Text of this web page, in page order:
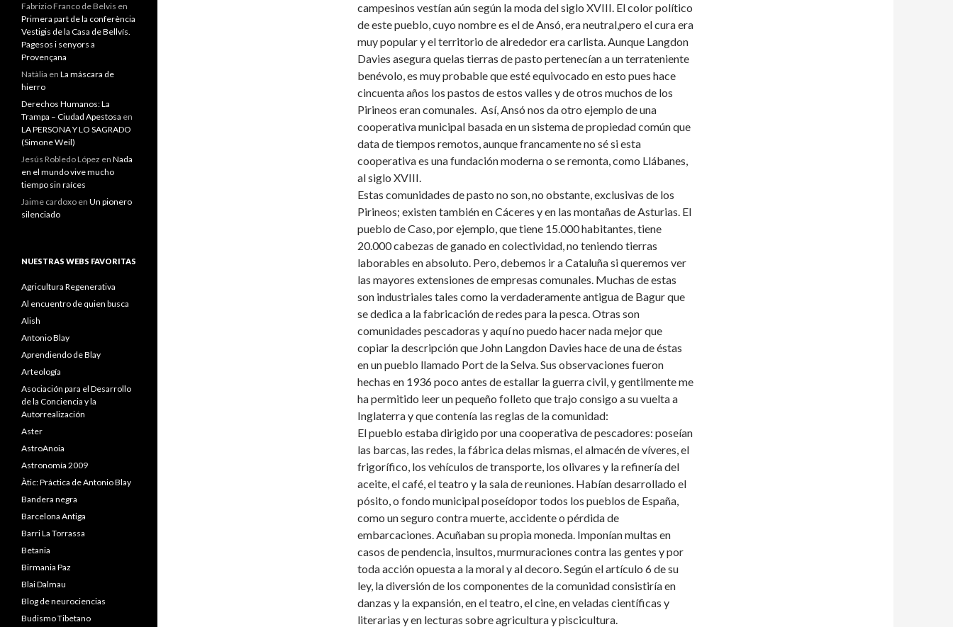
campesinos vestían aún según la moda del siglo XVIII. El color político
de este pueblo, cuyo nombre es el de Ansó, era neutral,pero el cura era
muy popular y el territorio de alrededor era carlista. Aunque Langdon
Davies asegura quelas tierras de pasto pertenecían a un terrateniente
benévolo, es muy probable que esté equivocado en esto pues hace
cincuenta años los pastos de estos valles y de otros muchos de los
Pirineos eran comunales. Así, Ansó nos da otro ejemplo de una
cooperativa municipal basada en un sistema de propiedad común que
data de tiempos remotos, aunque francamente no sé si esta
cooperativa es una fundación moderna o se remonta, como Llábanes,
al siglo XVIII.
Estas comunidades de pasto no son, no obstante, exclusivas de los
Pirineos; existen también en Cáceres y en las montañas de Asturias. El
pueblo de Caso, por ejemplo, que tiene 15.000 habitantes, tiene
20.000 cabezas de ganado en colectividad, no teniendo tierras
laborables en absoluto. Pero, debemos ir a Cataluña si queremos ver
las mayores extensiones de empresas comunales. Muchas de estas
son industriales tales como la verdaderamente antigua de Bagur que
se dedica a la fabricación de redes para la pesca. Otras son
comunidades pescadoras y aquí no puedo hacer nada mejor que
copiar la descripción que John Langdon Davies hace de una de éstas
en un pueblo llamado Port de la Selva. Sus observaciones fueron
hechas en 1936 poco antes de estallar la guerra civil, y gentilmente me
ha permitido leer un pequeño folleto que trajo consigo a su vuelta a
Inglaterra y que contenía las reglas de la comunidad:
El pueblo estaba dirigido por una cooperativa de pescadores: poseían
las barcas, las redes, la fábrica delas mismas, el almacén de víveres, el
frigorífico, los vehículos de transporte, los olivares y la refinería del
aceite, el café, el teatro y la sala de reuniones. Habían desarrollado el
pósito, o fondo municipal poseídopor todos los pueblos de España,
como un seguro contra muerte, accidente o pérdida de
embarcaciones. Acuñaban su propia moneda. Imponían multas en
casos de pendencia, insultos, murmuraciones contra las gentes y por
toda acción opuesta a la moral y al decoro. Según el artículo 6 de su
ley, la diversión de los componentes de la comunidad consistiría en
danzas y la expansión, en el teatro, el cine, en veladas científicas y
literarias y en lecturas sobre agricultura y piscicultura.
Fabrizio Franco de Belvis en
Primera part de la conferència
Vestigis de la Casa de Bellvís.
Pagesos i senyors a
Provençana
Natàlia en La máscara de
hierro
Derechos Humanos: La
Trampa – Ciudad Apestosa en
LA PERSONA Y LO SAGRADO
(Simone Weil)
Jesús Robledo López en Nada
en el mundo vive mucho
tiempo sin raíces
Jaime cardoxo en Un pionero
silenciado
NUESTRAS WEBS FAVORITAS
Agricultura Regenerativa
Al encuentro de quien busca
Alish
Antonio Blay
Aprendiendo de Blay
Arteología
Asociación para el Desarrollo
de la Conciencia y la
Autorrealización
Aster
AstroAnoia
Astronomía 2009
Àtic: Práctica de Antonio Blay
Bandera negra
Barcelona Antiga
Barri La Torrassa
Betania
Birmania Paz
Blai Dalmau
Blog de neurociencias
Budismo Tibetano